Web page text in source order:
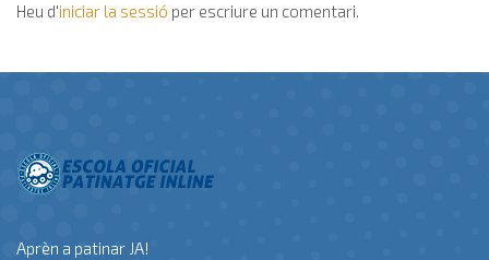
Heu d'iniciar la sessió per escriure un comentari.
Aprèn a patinar JA!